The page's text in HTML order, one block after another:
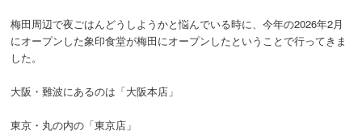
梅田周辺で夜ごはんどうしようかと悩んでいる時に、今年の2026年2月
にオープンした象印食堂が梅田にオープンしたということで行ってきま
した。
大阪・難波にあるのは「大阪本店」
東京・丸の内の「東京店」